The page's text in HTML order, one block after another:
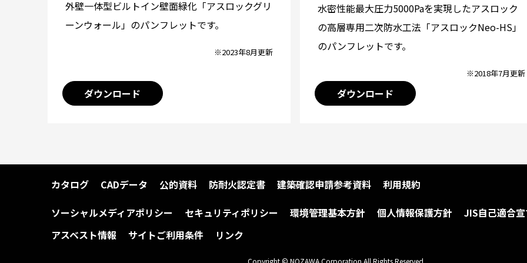
外壁一体型ビルトイン壁面緑化「アスロックグリ
ーンウォール」のパンフレットです。
※2023年8月更新
ダウンロード
水密性能最大圧力5000Paを実現したアスロック
の高層専用二次防水工法「アスロックNeo-HS」
のパンフレットです。
※2018年7月更新
ダウンロード
カタログ CADデータ 公的資料 防耐火認定書 建築確認申請参考資料
利用規約
ソーシャルメディアポリシー
セキュリティポリシー 環境管理基本方針 個人情報保護方針
JIS自己適合
アスベスト情報
サイトご利用条件 リンク
Copyright © NOZAWA Corporation All Rights Reserved.